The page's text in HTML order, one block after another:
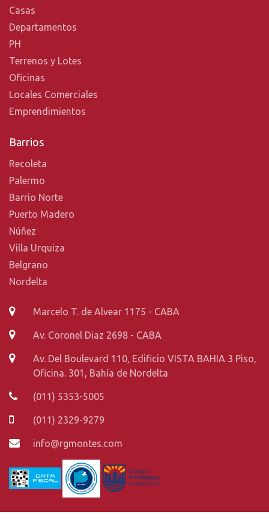
Casas
Departamentos
PH
Terrenos y Lotes
Oficinas
Locales Comerciales
Emprendimientos
Barrios
Recoleta
Palermo
Barrio Norte
Puerto Madero
Núñez
Villa Urquiza
Belgrano
Nordelta
Marcelo T. de Alvear 1175 - CABA
Av. Coronel Diaz 2698 - CABA
Av. Del Boulevard 110, Edificio VISTA BAHIA 3 Piso,
Oficina. 301, Bahía de Nordelta
(011) 5353-5005
(011) 2329-9279
info@rgmontes.com